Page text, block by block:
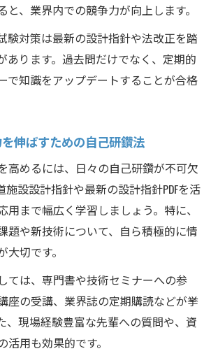
と、業界内での競争力が向上します。
験対策は最新の設計指針や法改正を踏
あります。過去問だけでなく、定期的
で知識をアップデートすることが合格
伸ばすための自己研鑽法
高めるには、日々の自己研鑽が不可欠
施設設計指針や最新の設計指針PDFを活
用まで幅広く学習しましょう。特に、
題や新技術について、自ら積極的に情
切です。
ては、専門書や技術セミナーへの参
座の受講、業界誌の定期購読などが挙
、現場経験豊富な先輩への質問や、資
用も効果的です。